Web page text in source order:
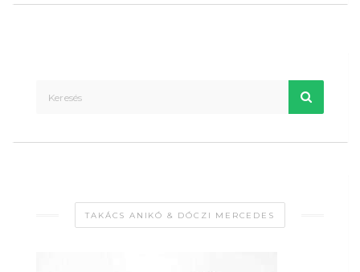
TAKÁCS ANIKÓ & DÓCZI MERCEDES